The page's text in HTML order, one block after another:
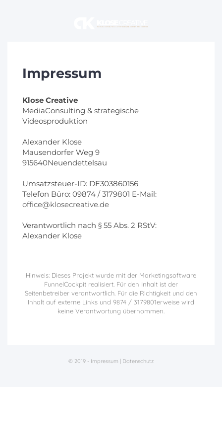
Impressum
Klose Creative
MediaConsulting & strategische
Videosproduktion
Alexander Klose
Mausendorfer Weg 9
915640Neuendettelsau
Umsatzsteuer-ID: DE303860156
Telefon Büro: 09874 / 3179801 E-Mail:
office@klosecreative.de
Verantwortlich nach § 55 Abs. 2 RStV:
Alexander Klose
Hinweis: Dieses Projekt wurde mit der Marketingsoftware
FunnelCockpit realisiert. Für den Inhalt ist der
Seitenbetreiber verantwortlich. Für die Richtigkeit und den
Inhalt auf externe Links und 9874 / 3179801erweise wird
keine Verantwortung übernommen.
© 2019 - Impressum | Datenschutz